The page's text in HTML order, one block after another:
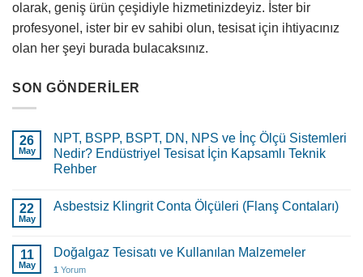
olarak, geniş ürün çeşidiyle hizmetinizdeyiz. İster bir
profesyonel, ister bir ev sahibi olun, tesisat için ihtiyacınız
olan her şeyi burada bulacaksınız.
SON GÖNDERILER
26
May
NPT, BSPP, BSPT, DN, NPS ve İnç Ölçü Sistemleri
Nedir? Endüstriyel Tesisat İçin Kapsamlı Teknik
Rehber
22
May
Asbestsiz Klingrit Conta Ölçüleri (Flanş Contaları)
11
May
Doğalgaz Tesisatı ve Kullanılan Malzemeler
1 Yorum